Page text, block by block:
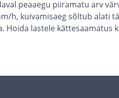
peaaegu piiramatu arv
h, kuivamisaeg sõltub alati
Hoida lastele kättesaamatus